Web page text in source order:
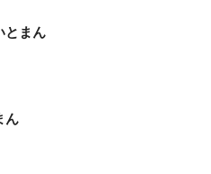
とまん
ん